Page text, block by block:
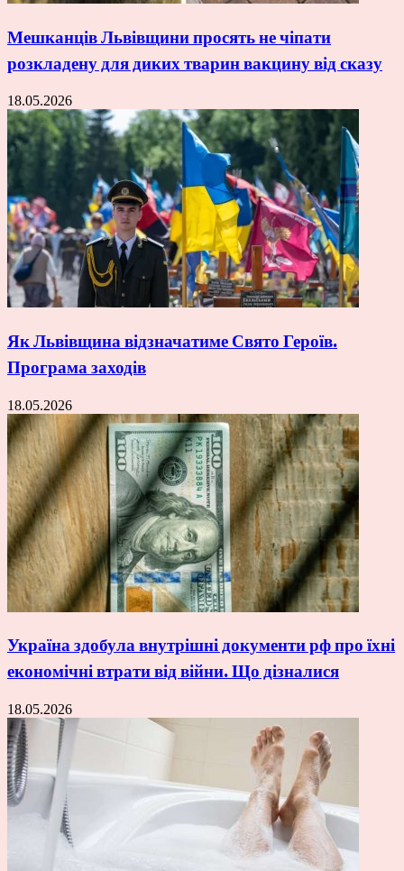
Мешканців Львівщини просять не чіпати
розкладену для диких тварин вакцину від сказу
18.05.2026
Як Львівщина відзначатиме Свято Героїв.
Програма заходів
18.05.2026
Україна здобула внутрішні документи рф про їхні
економічні втрати від війни. Що дізналися
18.05.2026